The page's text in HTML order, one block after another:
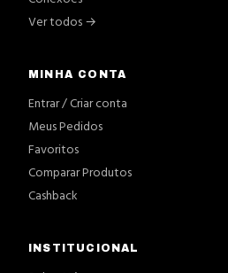
Ver todos →
MINHA CONTA
Entrar / Criar conta
Meus Pedidos
Favoritos
Comparar Produtos
Cashback
INSTITUCIONAL